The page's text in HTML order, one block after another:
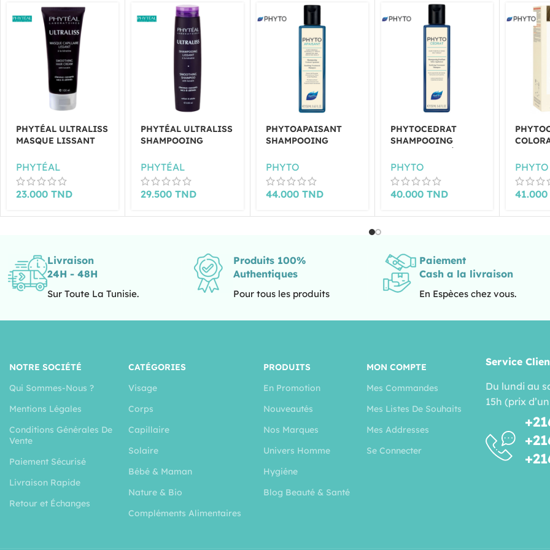
PHYTÉAL ULTRALISS
MASQUE LISSANT
PHYTÉAL
23.000 TND
PHYTÉAL ULTRALISS
SHAMPOOING
PHYTÉAL
29.500TND
PHYTOAPAISANT
SHAMPOOING
250ML
PHYTO
44.000 TND
PHYTOCEDRAT
SHAMPOOING
RÉGULATEUR 250ML
PHYTO
40.000 TND
BLOND
DORÉ-
PHYTO
Livraison
24H - 48H
Sur Toute La Tunisie.
Produits 100%
Authentiques
Pour tous les produits
Paiement
Cash a la livraison
En Espèces chez vous.
NOTRE SOCIÉTÉ
Qui Sommes-Nous ?
Mentions Légales
Conditions Générales De
Vente
Paiement Sécurisé
Livraison Rapide
Retour et Échanges
CATÉGORIES
Visage
Corps
Capillaire
Solaire
Bébé & Maman
Nature & Bio
Compléments Alimentaires
PRODUITS
En Promotion
Nouveautés
Nos Marques
Univers Homme
Hygiéne
Blog Beauté & Santé
MON COMPTE
Mes Commandes
Mes Listes De Souhaits
Mes Addresses
Se Connecter
Service
Du lundi au
15h (prix